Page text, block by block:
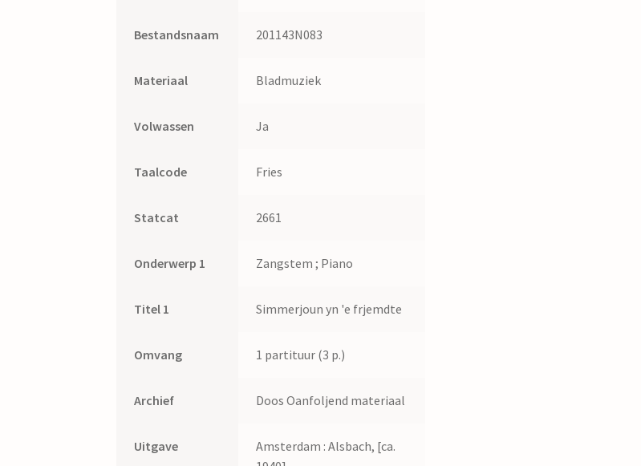
Bestandsnaam 201143N083
Materiaal Bladmuziek
Volwassen Ja
Taalcode Fries
Statcat 2661
Onderwerp 1 Zangstem ; Piano
Titel 1 Simmerjoun yn 'e frjemdte
Omvang 1 partituur (3 p.)
Archief Doos Oanfoljend materiaal
Uitgave
Amsterdam : Alsbach, [ca.